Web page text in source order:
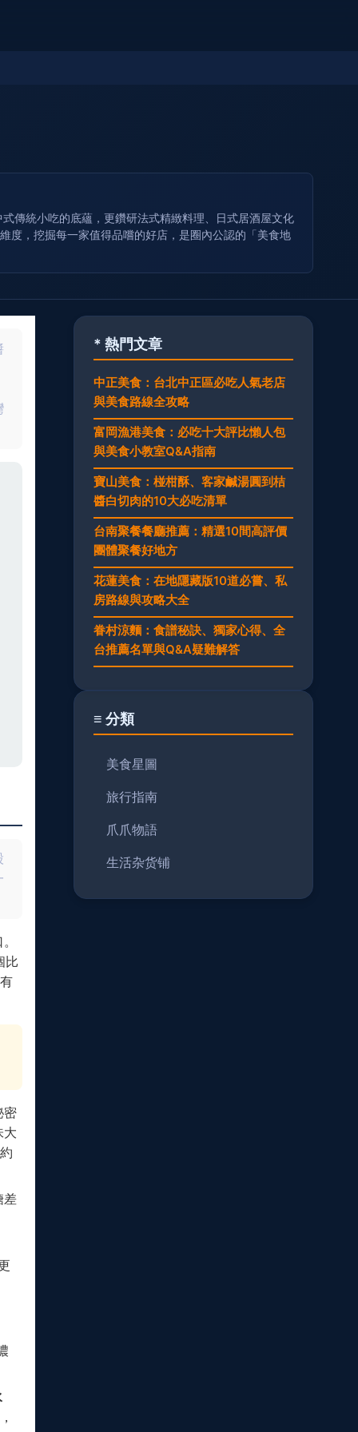
傳統小吃的底蘊，更鑽研法式精緻料理、日式居酒屋文化
度，挖掘每一家值得品嚐的好店，是圈內公認的「美食地
比
密
大
差
* 熱門文章
中正美食：台北中正區必吃人氣老店
與美食路線全攻略
富岡漁港美食：必吃十大評比懶人包
與美食小教室Q&A指南
寶山美食：椪柑酥、客家鹹湯圓到桔
醬白切肉的10大必吃清單‌
台南聚餐餐廳推薦：精選10間高評價
團體聚餐好地方
花蓮美食：在地隱藏版10道必嘗、私
房路線與攻略大全
眷村涼麵：食譜秘訣、獨家心得、全
台推薦名單與Q&A疑難解答
≡ 分類
美食星圖
旅行指南
爪爪物語
生活杂货铺